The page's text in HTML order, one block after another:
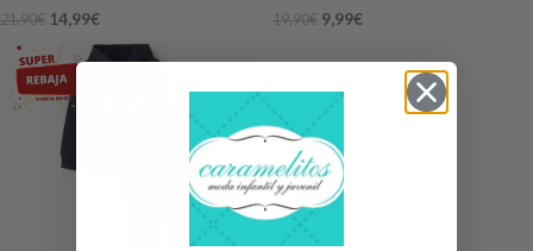
21,90€ 14,99€ 19,90€ 9,99€